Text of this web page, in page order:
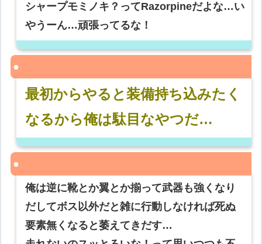
シャープモミノキ？ってRazorpineだよな…い
やうーん…頑張ってるな！
最初からやると装備持ち込みたく
なるから俺は駄目なやつだ…
俺は逆に靴とか翼とか揃って武器も強くなり
だしてボス以外だと雑に行動しなければ死ぬ
要素無くなると萎えてきだす…